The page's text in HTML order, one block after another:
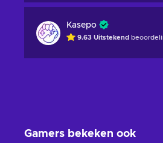
Kasepo
9.63 Uitstekend
Gamers bekeken ook